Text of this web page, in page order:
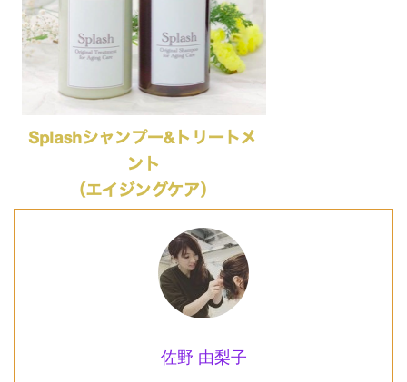
佐野 由梨子